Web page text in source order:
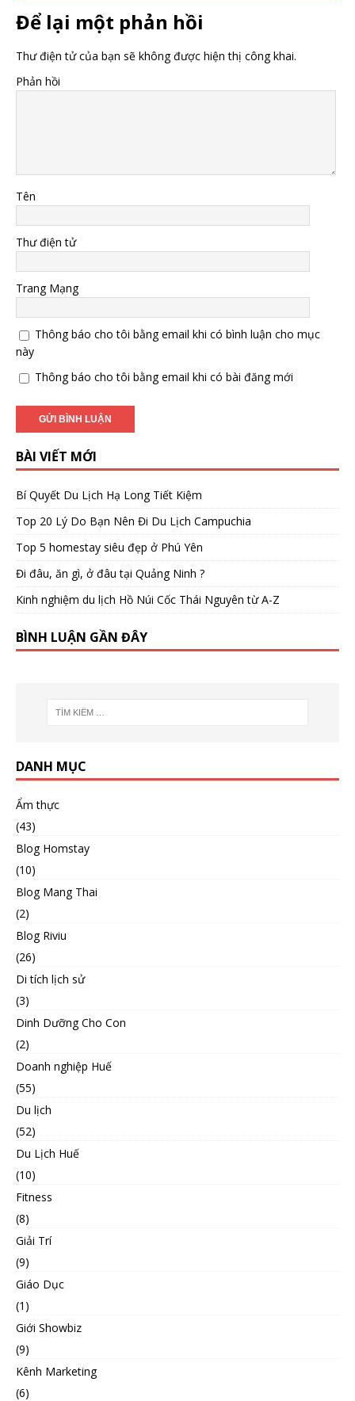
Để lại một phản hồi
Thư điện tử của bạn sẽ không được hiện thị công khai.
Phản hồi
Tên
Thư điện tử
Trang Mạng
Thông báo cho tôi bằng email khi có bình luận cho mục
này
Thông báo cho tôi bằng email khi có bài đăng mới
BÀI VIẾT MỚI
Bí Quyết Du Lịch Hạ Long Tiết Kiệm
Top 20 Lý Do Bạn Nên Đi Du Lịch Campuchia
Top 5 homestay siêu đẹp ở Phú Yên
Đi đâu, ăn gì, ở đâu tại Quảng Ninh ?
Kinh nghiệm du lịch Hồ Núi Cốc Thái Nguyên từ A-Z
BÌNH LUẬN GẦN ĐÂY
DANH MỤC
Ẩm thực
(43)
Blog Homstay
(10)
Blog Mang Thai
(2)
Blog Riviu
(26)
Di tích lịch sử
(3)
Dinh Dưỡng Cho Con
(2)
Doanh nghiệp Huế
(55)
Du lịch
(52)
Du Lịch Huế
(10)
Fitness
(8)
Giải Trí
(9)
Giáo Dục
(1)
Giới Showbiz
(9)
Kênh Marketing
(6)